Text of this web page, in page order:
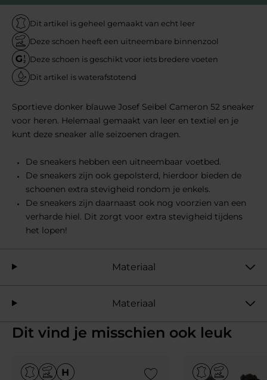
Dit artikel is geheel gemaakt van echt leer
Deze schoen heeft een uitneembare binnenzool
Deze schoen is geschikt voor iets bredere voeten
Dit artikel is waterafstotend
Sportieve donker blauwe Josef Seibel Cameron 52 sneaker
voor heren. Helemaal gemaakt van leer en textiel en je
kunt deze sneaker alle seizoenen dragen.
De sneakers hebben een uitneembaar voetbed.
De sneakers zijn ook gepolsterd, hierdoor bieden de
schoenen extra stevigheid rondom je enkels.
De sneakers zijn daarnaast ook nog voorzien van een
verharde hiel. Dit zorgt voor extra stevigheid tijdens
het lopen!
Materiaal
Materiaal
Dit vind je misschien ook leuk
Add to Wishlist